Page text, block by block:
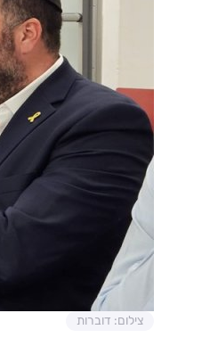
צילום: דוברות